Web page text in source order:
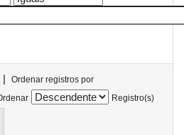
|
Ordenar registros por
Registro(s)